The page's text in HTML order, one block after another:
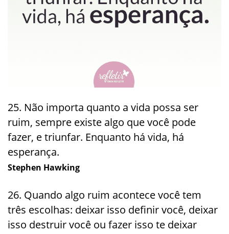
25. Não importa quanto a vida possa ser
ruim, sempre existe algo que você pode
fazer, e triunfar. Enquanto há vida, há
esperança.
Stephen Hawking
26. Quando algo ruim acontece você tem
três escolhas: deixar isso definir você, deixar
isso destruir você ou fazer isso te deixar